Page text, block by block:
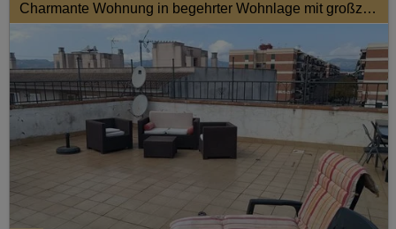
Charmante Wohnung in begehrter Wohnlage mit großzügiger Terrasse